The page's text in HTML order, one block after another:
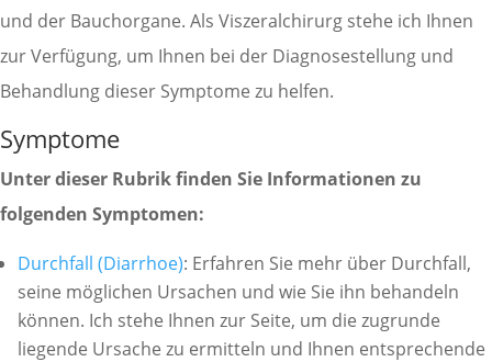
und der Bauchorgane. Als Viszeralchirurg stehe ich Ihnen
zur Verfügung, um Ihnen bei der Diagnosestellung und
Behandlung dieser Symptome zu helfen.
Symptome
Unter dieser Rubrik finden Sie Informationen zu
folgenden Symptomen:
Durchfall (Diarrhoe): Erfahren Sie mehr über Durchfall,
seine möglichen Ursachen und wie Sie ihn behandeln
können. Ich stehe Ihnen zur Seite, um die zugrunde
liegende Ursache zu ermitteln und Ihnen entsprechende